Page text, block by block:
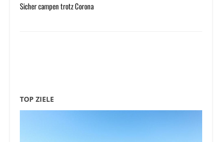
Sicher campen trotz Corona
TOP ZIELE